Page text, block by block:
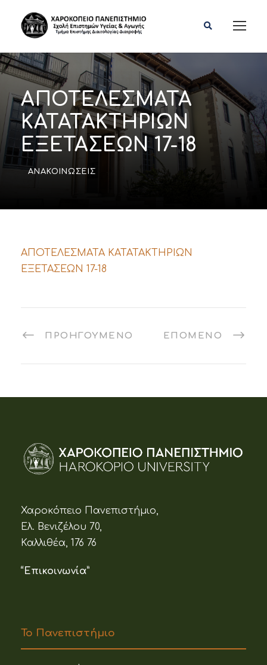
ΑΠΟΤΕΛΕΣΜΑΤΑ
ΚΑΤΑΤΑΚΤΗΡΙΩΝ
ΕΞΕΤΑΣΕΩΝ 17-18
ΑΝΑΚΟΙΝΏΣΕΙΣ
ΑΠΟΤΕΛΕΣΜΑΤΑ ΚΑΤΑΤΑΚΤΗΡΙΩΝ
ΕΞΕΤΑΣΕΩΝ 17-18
ΠΡΟΗΓΟΎΜΕΝΟ ΕΠΌΜΕΝΟ
Χαροκόπειο Πανεπιστήμιο,
Ελ. Βενιζέλου 70,
Καλλιθέα, 176 76
“Επικοινωνία”
Το Πανεπιστήμιο